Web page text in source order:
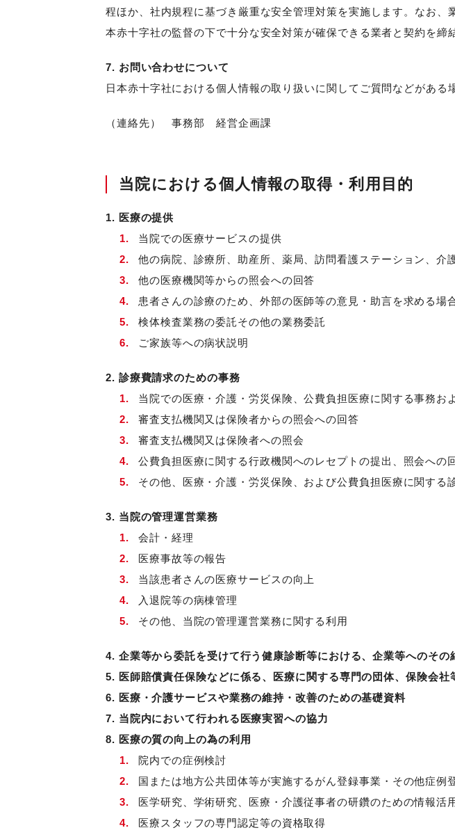
程ほか、社内規程に基づき厳重な安全管理対策を実施します。なお
本赤十字社の監督の下で十分な安全対策が確保できる業者と契約を締
7. お問い合わせについて
日本赤十字社における個人情報の取り扱いに関してご質問などがある
（連絡先） 事務部 経営企画課
当院における個人情報の取得・利用目的
1. 医療の提供
当院での医療サービスの提供
他の病院、診療所、助産所、薬局、訪問看護ステーション、介
他の医療機関等からの照会への回答
患者さんの診療のため、外部の医師等の意見・助言を求める場
検体検査業務の委託その他の業務委託
ご家族等への病状説明
2. 診療費請求のための事務
当院での医療・介護・労災保険、公費負担医療に関する事務お
審査支払機関又は保険者からの照会への回答
審査支払機関又は保険者への照会
公費負担医療に関する行政機関へのレセプトの提出、照会への
その他、医療・介護・労災保険、および公費負担医療に関する
3. 当院の管理運営業務
会計・経理
医療事故等の報告
当該患者さんの医療サービスの向上
入退院等の病棟管理
その他、当院の管理運営業務に関する利用
4. 企業等から委託を受けて行う健康診断等における、企業等へのその
5. 医師賠償責任保険などに係る、医療に関する専門の団体、保険会社
6. 医療・介護サービスや業務の維持・改善のための基礎資料
7. 当院内において行われる医療実習への協力
8. 医療の質の向上の為の利用
院内での症例検討
国または地方公共団体等が実施するがん登録事業・その他症例
医学研究、学術研究、医療・介護従事者の研鑽のための情報活
医療スタッフの専門認定等の資格取得